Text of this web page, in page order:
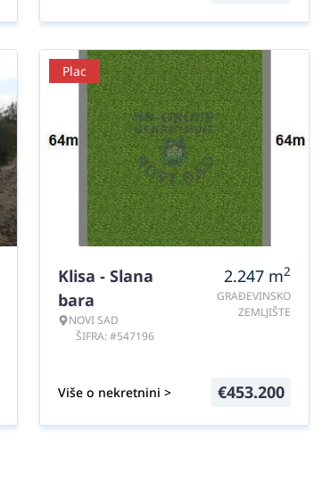
Plac
Klisa - Slana
bara
NOVI SAD
ŠIFRA: #547196
2.247 m2
GRAĐEVINSKO
ZEMLJIŠTE
Više o nekretnini > €453.200